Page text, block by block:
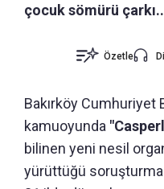
çocuk sömürü çarkı..
Özetle
Bakırköy Cumhuriyet
kamuoyunda
bilinen yeni nesil
yürüttüğü